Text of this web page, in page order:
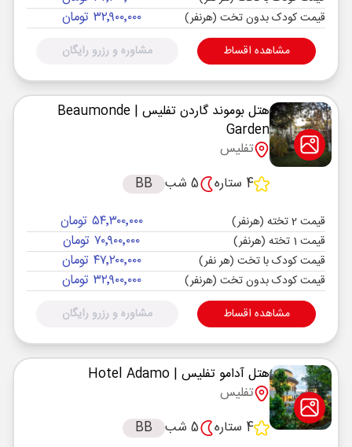
قیمت کودک بدون تخت (هرنفر) ۳۲٬۹۰۰٬۰۰۰ تومان
مشاهده اقساط مشاوره و رزرو رایگان
هتل بوموند گاردن تفلیس | Beaumonde
Garden
تفلیس
4 ستاره
5 شب BB
قیمت 2 تخته (هرنفر) ۵۴٬۳۰۰٬۰۰۰ تومان
قیمت 1 تخته (هرنفر) ۷۰٬۹۰۰٬۰۰۰ تومان
قیمت کودک با تخت (هر نفر) ۴۷٬۲۰۰٬۰۰۰ تومان
قیمت کودک بدون تخت (هرنفر) ۳۲٬۹۰۰٬۰۰۰ تومان
مشاهده اقساط مشاوره و رزرو رایگان
هتل آدامو تفلیس | Hotel Adamo
تفلیس
4 ستاره
5 شب BB